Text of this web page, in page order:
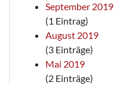
September 2019
(1 Eintrag)
August 2019
(3 Einträge)
Mai 2019
(2 Einträge)